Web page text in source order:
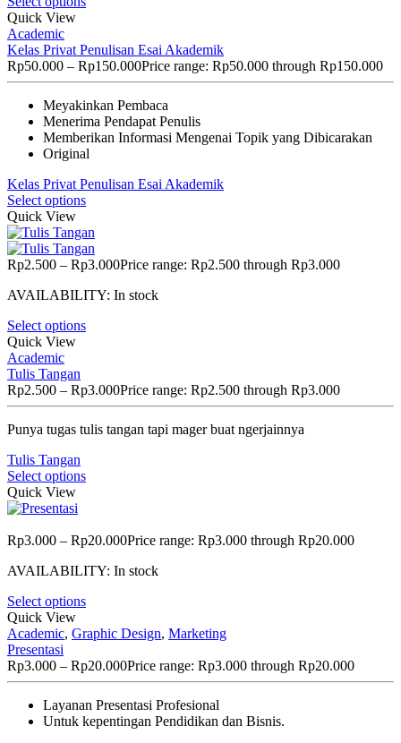
Quick View
Academic
Kelas Privat Penulisan Esai Akademik
Rp50.000 – Rp150.000Price range: Rp50.000 through Rp150.000
Meyakinkan Pembaca
Menerima Pendapat Penulis
Memberikan Informasi Mengenai Topik yang Dibicarakan
Original
Kelas Privat Penulisan Esai Akademik
Select options
Quick View
Rp2.500 – Rp3.000Price range: Rp2.500 through Rp3.000
AVAILABILITY: In stock
Select options
Quick View
Academic
Tulis Tangan
Rp2.500 – Rp3.000Price range: Rp2.500 through Rp3.000
Punya tugas tulis tangan tapi mager buat ngerjainnya
Tulis Tangan
Select options
Quick View
Rp3.000 – Rp20.000Price range: Rp3.000 through Rp20.000
AVAILABILITY: In stock
Select options
Quick View
Academic, Graphic Design, Marketing
Presentasi
Rp3.000 – Rp20.000Price range: Rp3.000 through Rp20.000
Layanan Presentasi Profesional
Untuk kepentingan Pendidikan dan Bisnis.